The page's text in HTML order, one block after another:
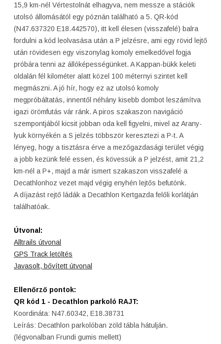
15,9 km-nél Vértestolnát elhagyva, nem messze a stációk
utolsó állomásától egy póznán található a 5. QR-kód
(N47.637320 E18.442570), itt kell élesen (visszafelé) balra
fordulni a kód leolvasása után a P jelzésre, ami egy rövid lejtő
után rövidesen egy viszonylag komoly emelkedővel fogja
próbára tenni az állóképességünket. A Kappan-bükk keleti
oldalán fél kilométer alatt közel 100 méternyi szintet kell
megmászni. A jó hír, hogy ez az utolsó komoly
megpróbáltatás, innentől néhány kisebb dombot leszámítva
igazi örömfutás vár ránk. A piros szakaszon navigáció
szempontjából kicsit jobban oda kell figyelni, mivel az Arany-
lyuk környékén a S jelzés többször keresztezi a P-t. A
lényeg, hogy a tisztásra érve a mezőgazdasági terület végig
a jobb kezünk felé essen, és kövessük a P jelzést, amit 21,2
km-nél a P+, majd a már ismert szakaszon visszafelé a
Decathlonhoz vezet majd végig enyhén lejtős befutónk.
A díjazást rejtő ládák a Decathlon Kertgazda felőli korlátján
találhatóak.
Útvonal:
Alltrails útvonal
GPS Track letöltés
Javasolt, bővített útvonal
Ellenőrző pontok:
QR kód 1 - Decathlon parkoló RAJT:
Koordináta: N47.60342, E18.38731
Leírás: Decathlon parkolóban zöld tábla hátulján.
(légvonalban Frundi gumis mellett)